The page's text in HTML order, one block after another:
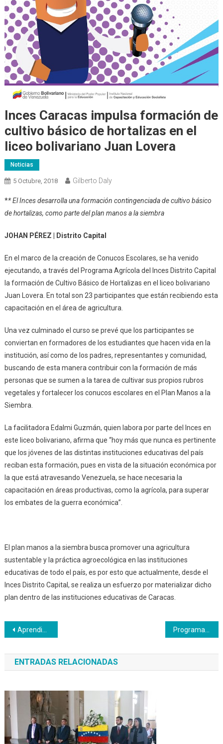
Inces Caracas impulsa formación de
cultivo básico de hortalizas en el
liceo bolivariano Juan Lovera
Noticias
5 Octubre, 2018 Gilberto Daly
** El Inces desarrolla una formación contingenciada de cultivo básico
de hortalizas, como parte del plan manos a la siembra
JOHAN PÉREZ | Distrito Capital
En el marco de la creación de Conucos Escolares, se ha venido
ejecutando, a través del Programa Agrícola del Inces Distrito Capital
la formación de Cultivo Básico de Hortalizas en el liceo bolivariano
Juan Lovera. En total son 23 participantes que están recibiendo esta
capacitación en el área de agricultura.
Una vez culminado el curso se prevé que los participantes se
conviertan en formadores de los estudiantes que hacen vida en la
institución, así como de los padres, representantes y comunidad,
buscando de esta manera contribuir con la formación de más
personas que se sumen a la tarea de cultivar sus propios rubros
vegetales y fortalecer los conucos escolares en el Plan Manos a la
Siembra.
La facilitadora Edalmi Guzmán, quien labora por parte del Inces en
este liceo bolivariano, afirma que “hoy más que nunca es pertinente
que los jóvenes de las distintas instituciones educativas del país
reciban esta formación, pues en vista de la situación económica por
la que está atravesando Venezuela, se hace necesaria la
capacitación en áreas productivas, como la agrícola, para superar
los embates de la guerra económica”.
El plan manos a la siembra busca promover una agricultura
sustentable y la práctica agroecológica en las instituciones
educativas de todo el país, es por esto que actualmente, desde el
Inces Distrito Capital, se realiza un esfuerzo por materializar dicho
plan dentro de las instituciones educativas de Caracas.
Navegación
de
entradas
Aprendices de Electromecánica Industrial fabricaron juguetes con material reciclado en Aragua
ENTRADAS RELACIONADAS